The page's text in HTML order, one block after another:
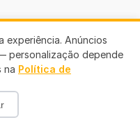
experiência. Anúncios
personalização depende
na Política de